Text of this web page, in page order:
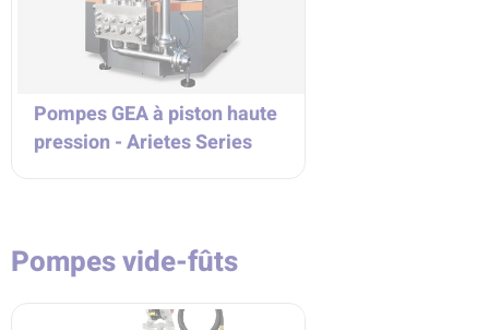
Pompes GEA à piston haute
pression - Arietes Series
Pompes vide-fûts